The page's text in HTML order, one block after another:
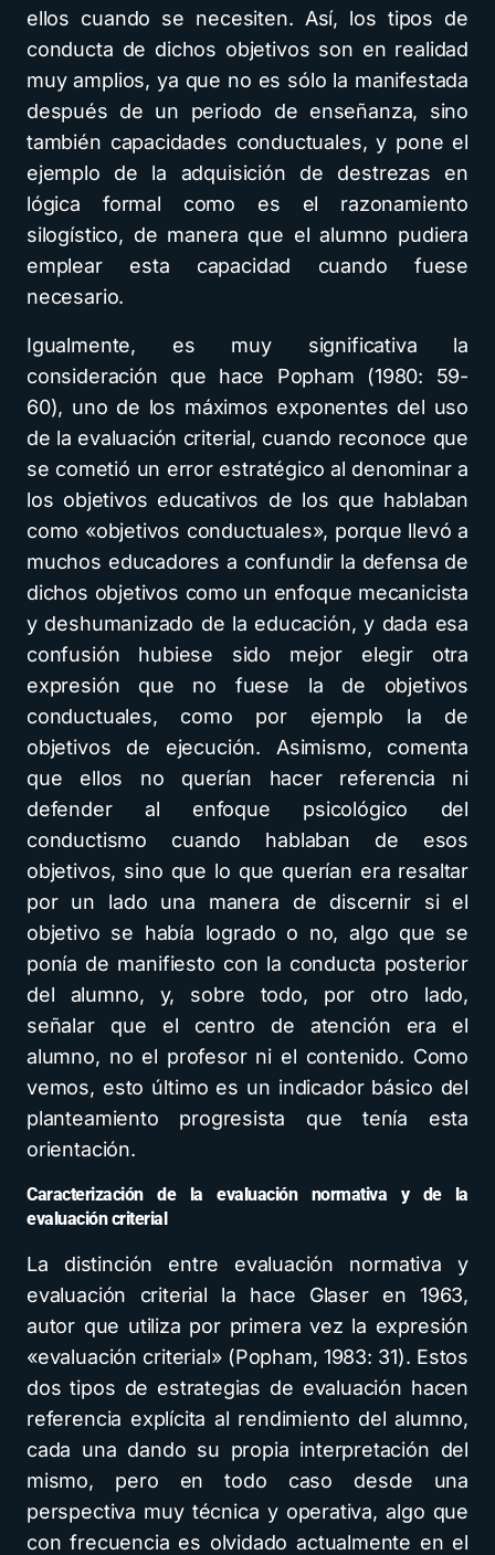
ellos cuando se necesiten. Así, los tipos de
conducta de dichos objetivos son en realidad
muy amplios, ya que no es sólo la manifestada
después de un periodo de enseñanza, sino
también capacidades conductuales, y pone el
ejemplo de la adquisición de destrezas en
lógica formal como es el razonamiento
silogístico, de manera que el alumno pudiera
emplear esta capacidad cuando fuese
necesario.
Igualmente, es muy significativa la
consideración que hace Popham (1980: 59-
60), uno de los máximos exponentes del uso
de la evaluación criterial, cuando reconoce que
se cometió un error estratégico al denominar a
los objetivos educativos de los que hablaban
como «objetivos conductuales», porque llevó a
muchos educadores a confundir la defensa de
dichos objetivos como un enfoque mecanicista
y deshumanizado de la educación, y dada esa
confusión hubiese sido mejor elegir otra
expresión que no fuese la de objetivos
conductuales, como por ejemplo la de
objetivos de ejecución. Asimismo, comenta
que ellos no querían hacer referencia ni
defender al enfoque psicológico del
conductismo cuando hablaban de esos
objetivos, sino que lo que querían era resaltar
por un lado una manera de discernir si el
objetivo se había logrado o no, algo que se
ponía de manifiesto con la conducta posterior
del alumno, y, sobre todo, por otro lado,
señalar que el centro de atención era el
alumno, no el profesor ni el contenido. Como
vemos, esto último es un indicador básico del
planteamiento progresista que tenía esta
orientación.
Caracterización de la evaluación normativa y de la
evaluación criterial
La distinción entre evaluación normativa y
evaluación criterial la hace Glaser en 1963,
autor que utiliza por primera vez la expresión
«evaluación criterial» (Popham, 1983: 31). Estos
dos tipos de estrategias de evaluación hacen
referencia explícita al rendimiento del alumno,
cada una dando su propia interpretación del
mismo, pero en todo caso desde una
perspectiva muy técnica y operativa, algo que
con frecuencia es olvidado actualmente en el